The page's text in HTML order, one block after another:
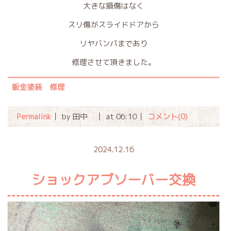
大きな損傷はなく
スリ傷がスライドドアから
リヤバンパまであり
修理させて頂きました。
鈑金塗装 修理
Permalink by 田中 at 06:10 コメント(0)
2024.12.16
ショックアブソーバー交換